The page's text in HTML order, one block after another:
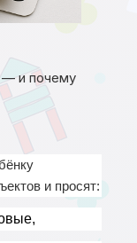
— и почему
и просят: